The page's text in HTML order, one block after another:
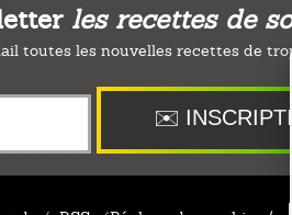
les recettes de
toutes les nouvelles recettes de